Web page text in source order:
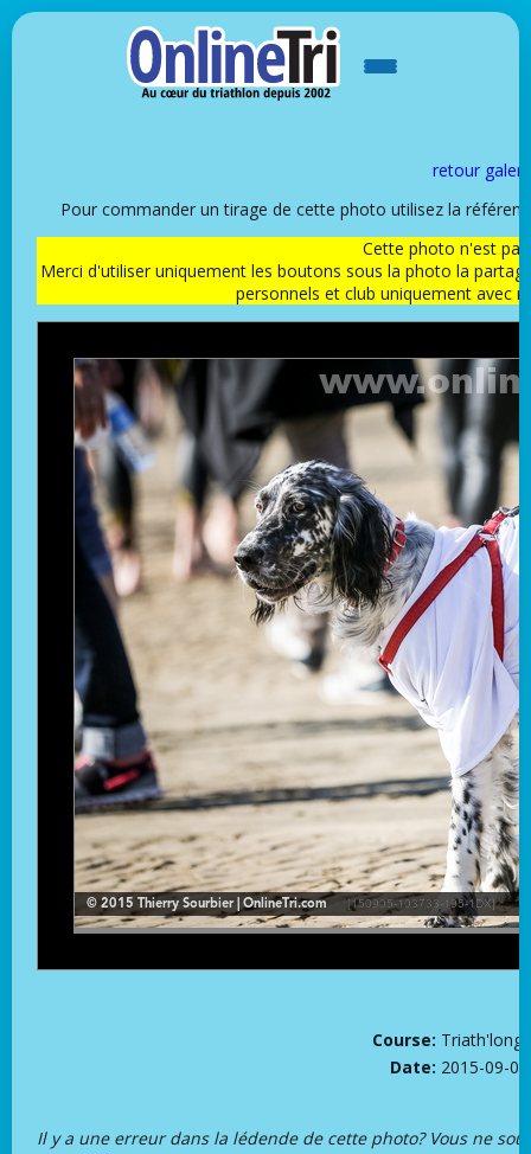
retour
Pour commander un tirage de cette photo utilisez la
Cette photo n'est
Merci d'utiliser uniquement les boutons sous la photo la
personnels et club uniquement avec
Course: Triath'long
Date: 2015-09-05
Il y a une erreur dans la lédende de cette photo? Vous ne